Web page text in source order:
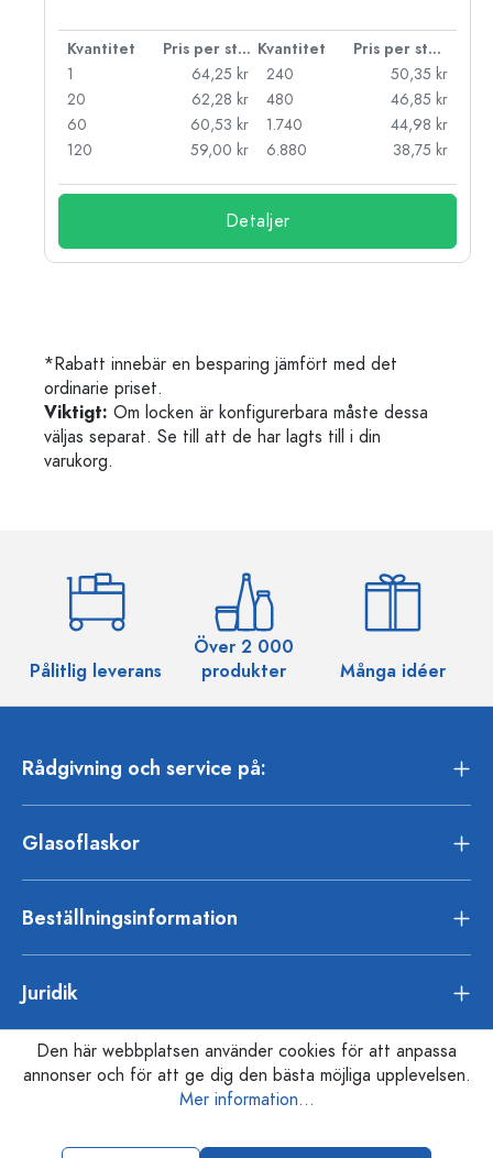
Kvantitet Pris per styck Kvantitet
Pris per styck
1
64,25 kr
20
62,28 kr
60
60,53 kr
120
59,00 kr
240
50,35 kr
480
46,85 kr
1.740
44,98 kr
6.880
38,75 kr
Detaljer
*Rabatt innebär en besparing jämfört med det
ordinarie priset.
Viktigt: Om locken är konfigurerbara måste dessa
väljas separat. Se till att de har lagts till i din
varukorg.
Pålitlig leverans
Över 2 000
produkter
Många idéer
Rådgivning och service på:
Glasoflaskor
Beställningsinformation
Juridik
Den här webbplatsen använder cookies för att anpassa
annonser och för att ge dig den bästa möjliga upplevelsen.
Mer information...